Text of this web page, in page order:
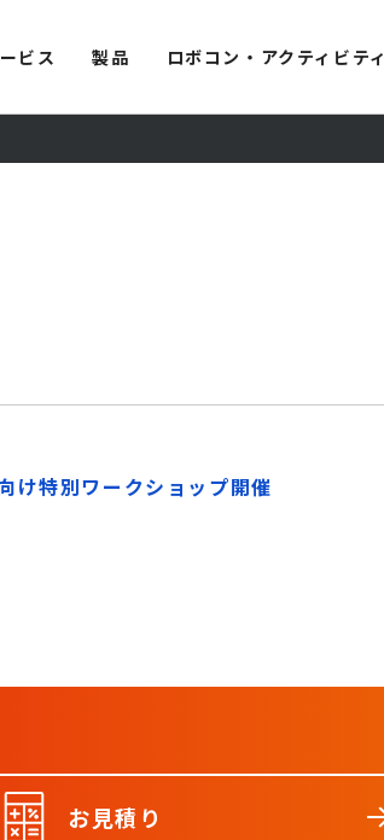
ビス 製品 ロボコン・アクティビティ
け特別ワークショップ開催
お見積り